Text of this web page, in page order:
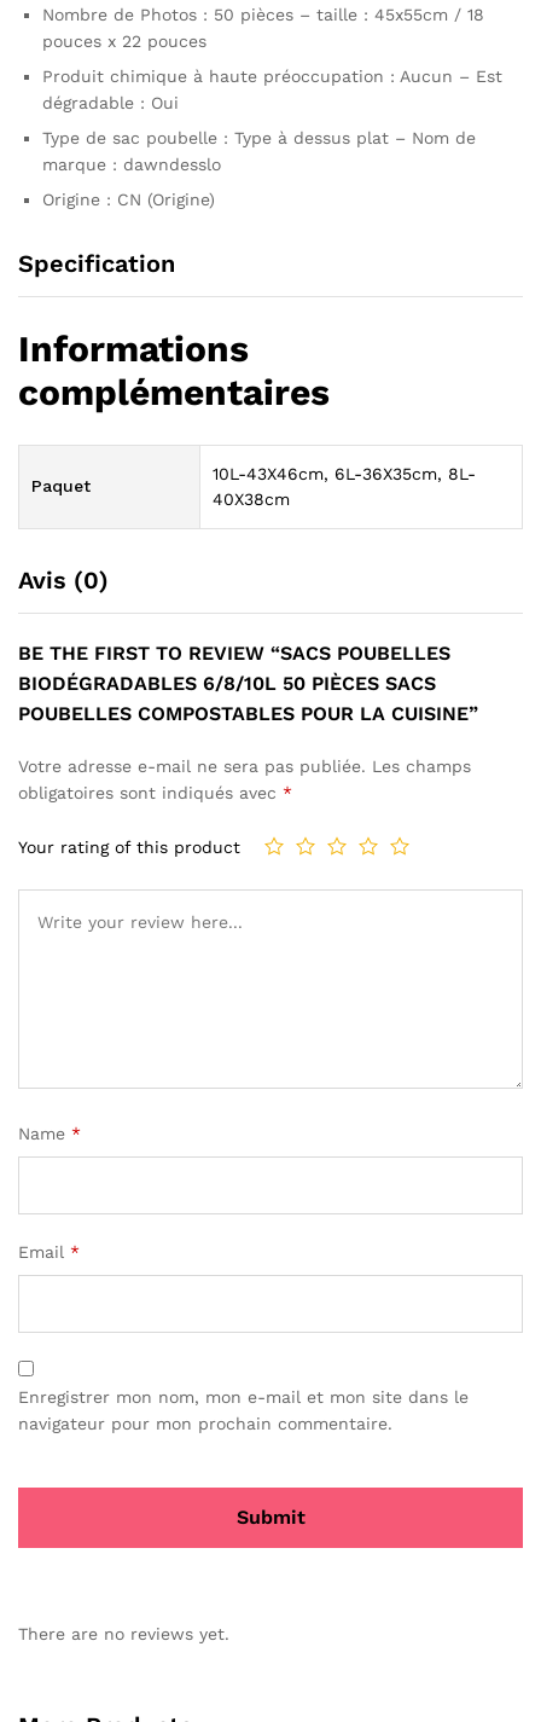
Nombre de Photos : 50 pièces – taille : 45x55cm / 18
pouces x 22 pouces
Produit chimique à haute préoccupation : Aucun – Est
dégradable : Oui
Type de sac poubelle : Type à dessus plat – Nom de
marque : dawndesslo
Origine : CN (Origine)
Specification
Informations
complémentaires
Paquet
10L-43X46cm, 6L-36X35cm, 8L-
40X38cm
Avis (0)
BE THE FIRST TO REVIEW “SACS POUBELLES
BIODÉGRADABLES 6/8/10L 50 PIÈCES SACS
POUBELLES COMPOSTABLES POUR LA CUISINE”
Votre adresse e-mail ne sera pas publiée. Les champs
obligatoires sont indiqués avec *
Your rating of this product
Name *
Email *
Enregistrer mon nom, mon e-mail et mon site dans le
navigateur pour mon prochain commentaire.
There are no reviews yet.